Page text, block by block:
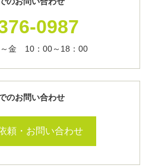
0987
～金 10：00～18：00
のお問い合わせ
頼・お問い合わせ